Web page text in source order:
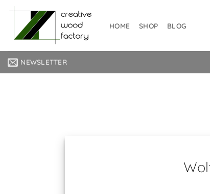
Zum
springen
HOME SHOP BLOG
NEWSLETTER